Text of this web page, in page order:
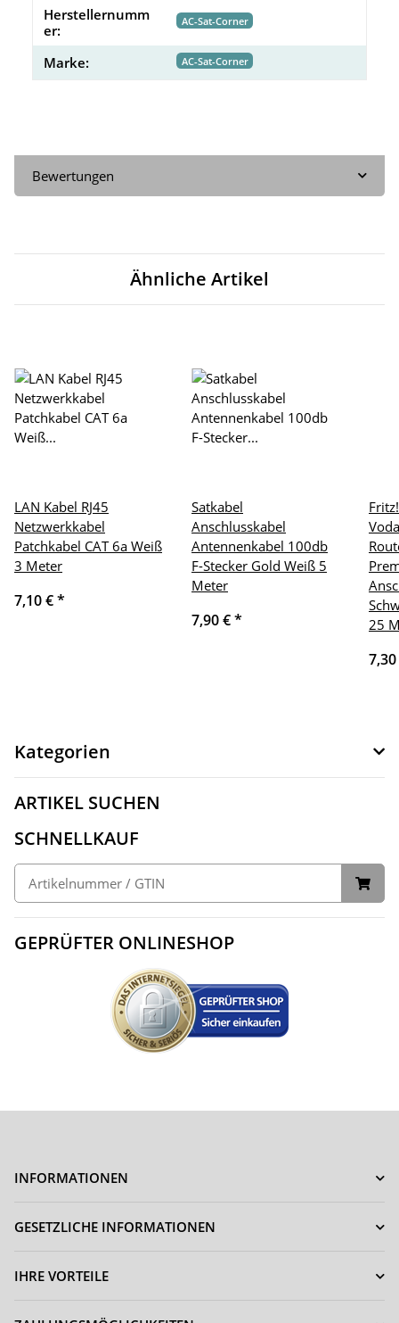
Herstellernumm
er:
AC-Sat-Corner
Marke: AC-Sat-Corner
Bewertungen
Ähnliche Artikel
LAN Kabel RJ45
Netzwerkkabel
Patchkabel CAT 6a Weiß
3 Meter
7,10 €*
Satkabel
Anschlusskabel
Antennenkabel 100db
F-Stecker Gold Weiß 5
Meter
7,90 €*
25
Kategorien
ARTIKEL SUCHEN
SCHNELLKAUF
GEPRÜFTER ONLINESHOP
INFORMATIONEN
GESETZLICHE INFORMATIONEN
IHRE VORTEILE